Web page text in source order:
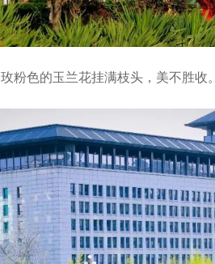
粉色的玉兰花挂满枝头，美不胜收。